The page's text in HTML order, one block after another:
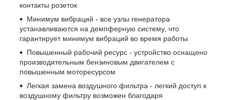
контакты розеток
Минимум вибраций - все узлы генератора
устанавливаются на демпферную систему, что
гарантирует минимум вибраций во время работы
Повышенный рабочий ресурс - устройство оснащено
производительным бензиновым двигателем с
повышенным моторесурсом
Легкая замена воздушного фильтра - легкий доступ к
воздушному фильтру возможен благодаря